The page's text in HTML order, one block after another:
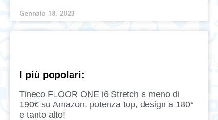
Gennaio 18, 2023
I più popolari:
Tineco FLOOR ONE i6 Stretch a meno di
190€ su Amazon: potenza top, design a 180°
e tanto alto!